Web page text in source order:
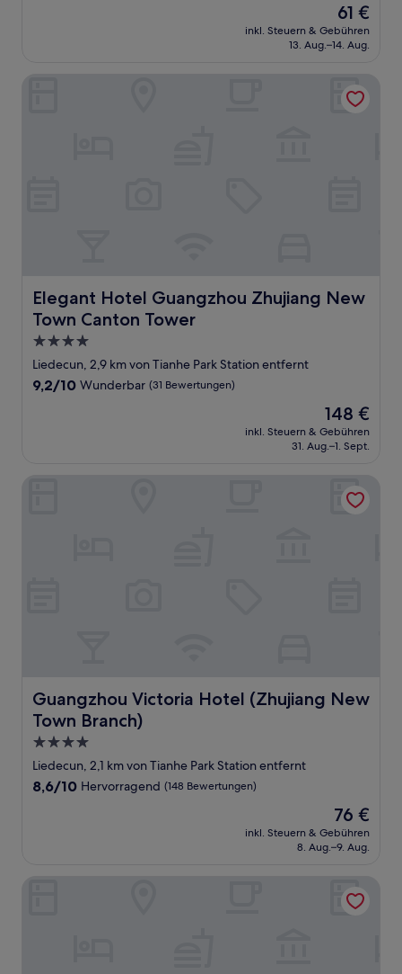
Der
Preis
beträgt
61 €
inkl. Steuern & Gebühren
13. Aug.–14. Aug.
Elegant Hotel Guangzhou Zhujiang New
Town Canton Tower
Elegant Hotel Guangzhou Zhujiang New Town Canton
4.0-
Sterne-
Unterkunft
Liedecun, 2,9 km von Tianhe Park Station entfernt
9.2
9,2/10 Wunderbar (31 Bewertungen)
Der
Preis
beträgt
148 €
inkl. Steuern & Gebühren
31. Aug.–1. Sept.
Elegant Hotel Guangzhou Zhujiang New Town Canton
Guangzhou Victoria Hotel (Zhujiang New
Town Branch)
Guangzhou Victoria Hotel (Zhujiang New Town Branch)
4.0-
Sterne-
Unterkunft
Liedecun, 2,1 km von Tianhe Park Station entfernt
8.6
8,6/10 Hervorragend (148 Bewertungen)
Der
Preis
beträgt
76 €
inkl. Steuern & Gebühren
8. Aug.–9. Aug.
Guangzhou Victoria Hotel (Zhujiang New Town Branch)